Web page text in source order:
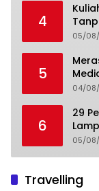
4
05/
5
04/
6
29
05/
Travelling